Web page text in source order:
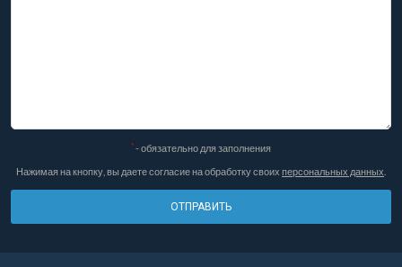
* - обязательно для заполнения
Нажимая на кнопку, вы даете согласие на обработку своих персональных данных
ОТПРАВИТЬ